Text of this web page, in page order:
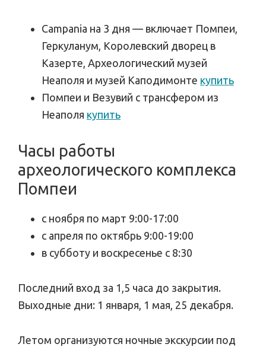
Campania на 3 дня — включает Помпеи,
Геркуланум, Королевский дворец в
Казерте, Археологический музей
Неаполя и музей Каподимонте купить
Помпеи и Везувий с трансфером из
Неаполя купить
Часы работы
археологического комплекса
Помпеи
с ноября по март 9:00-17:00
с апреля по октябрь 9:00-19:00
в субботу и воскресенье с 8:30
Последний вход за 1,5 часа до закрытия.
Выходные дни: 1 января, 1 мая, 25 декабря.
Летом организуются ночные экскурсии под